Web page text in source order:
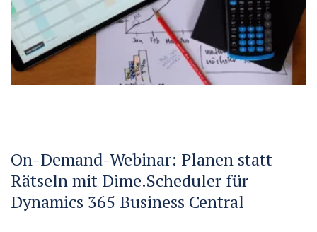
On-Demand-Webinar: Planen statt
Rätseln mit Dime.Scheduler für
Dynamics 365 Business Central